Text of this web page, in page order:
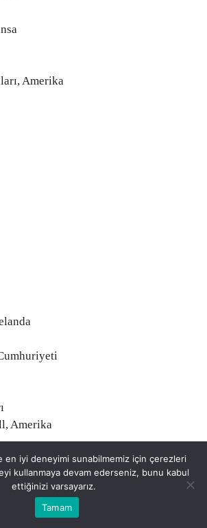
Amerika
Amerika
en iyi deneyimi sunabilmemiz için çerezleri
kullanmaya devam ederseniz, bunu kabul
ettiğinizi varsayarız.
Tamam